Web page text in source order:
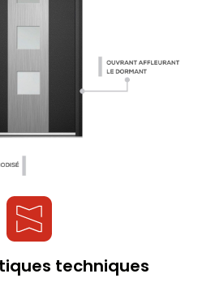
techniques